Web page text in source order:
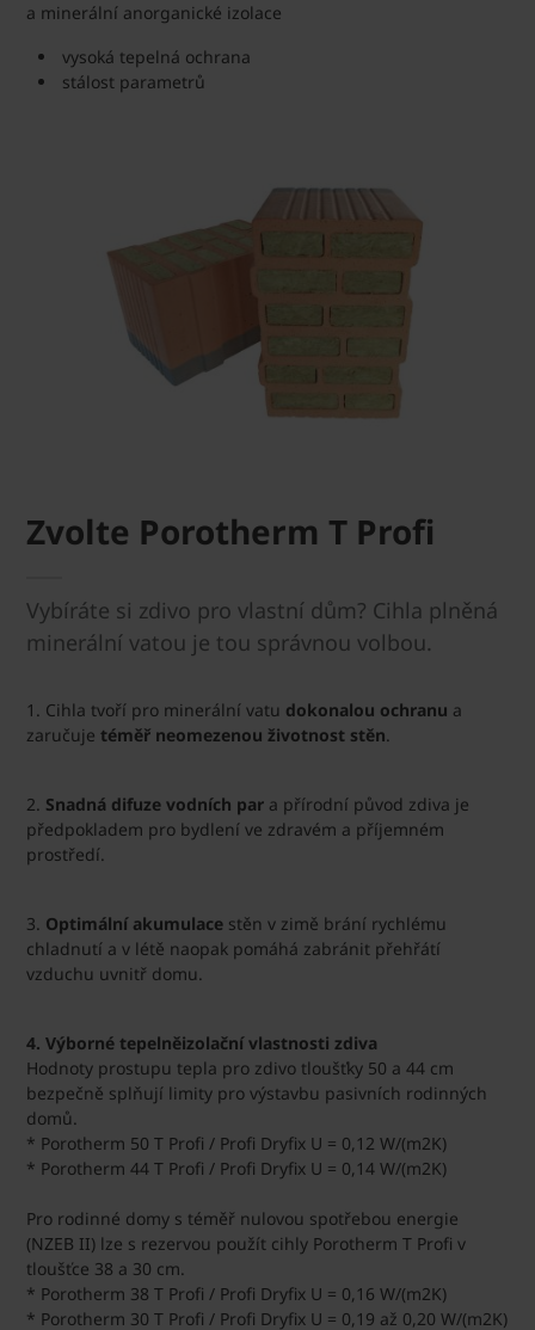
a minerální anorganické izolace
vysoká tepelná ochrana
stálost parametrů
Zvolte Porotherm T Profi
Vybíráte si zdivo pro vlastní dům? Cihla plněná
minerální vatou je tou správnou volbou.
1. Cihla tvoří pro minerální vatu dokonalou ochranu a
zaručuje téměř neomezenou životnost stěn.
2. Snadná difuze vodních par a přírodní původ zdiva je
předpokladem pro bydlení ve zdravém a příjemném
prostředí.
3. Optimální akumulace stěn v zimě brání rychlému
chladnutí a v létě naopak pomáhá zabránit přehřátí
vzduchu uvnitř domu.
4. Výborné tepelněizolační vlastnosti zdiva
Hodnoty prostupu tepla pro zdivo tloušťky 50 a 44 cm
bezpečně splňují limity pro výstavbu pasivních rodinných
domů.
* ​Porotherm 50 T Profi / Profi Dryfix U = 0,12 W/(m2K)
* Porotherm 44 T Profi / Profi Dryfix U = 0,14 W/(m2K)​
Pro rodinné domy s téměř nulovou spotřebou energie
(NZEB II) lze s rezervou použít cihly Porotherm T Profi v
tloušťce 38 a 30 cm.
* Porotherm 38 T Profi / Profi Dryfix U = 0,16 W/(m2K)
* Porotherm 30 T Profi / Profi Dryfix U = 0,19 až 0,20 W/(m2K)